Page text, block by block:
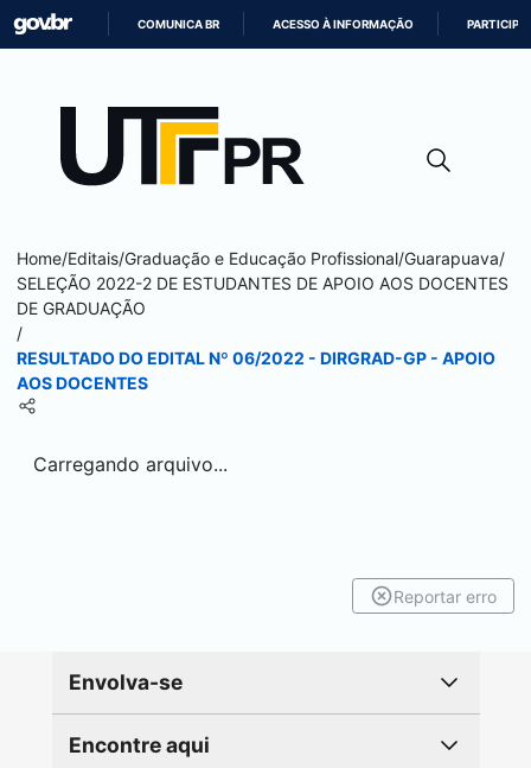
CONTEÚDO
COMUNICA BR ACESSO À INFORMAÇÃO PARTICIPE
Home/Editais/Graduação e Educação Profissional/Guarapuava/
SELEÇÃO 2022-2 DE ESTUDANTES DE APOIO AOS DOCENTES
DE GRADUAÇÃO
/
RESULTADO DO EDITAL Nº 06/2022 - DIRGRAD-GP - APOIO
AOS DOCENTES
Carregando arquivo...
Reportar erro
Envolva-se
Encontre aqui